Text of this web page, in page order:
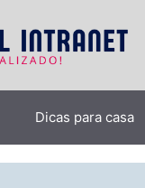
Dicas para casa